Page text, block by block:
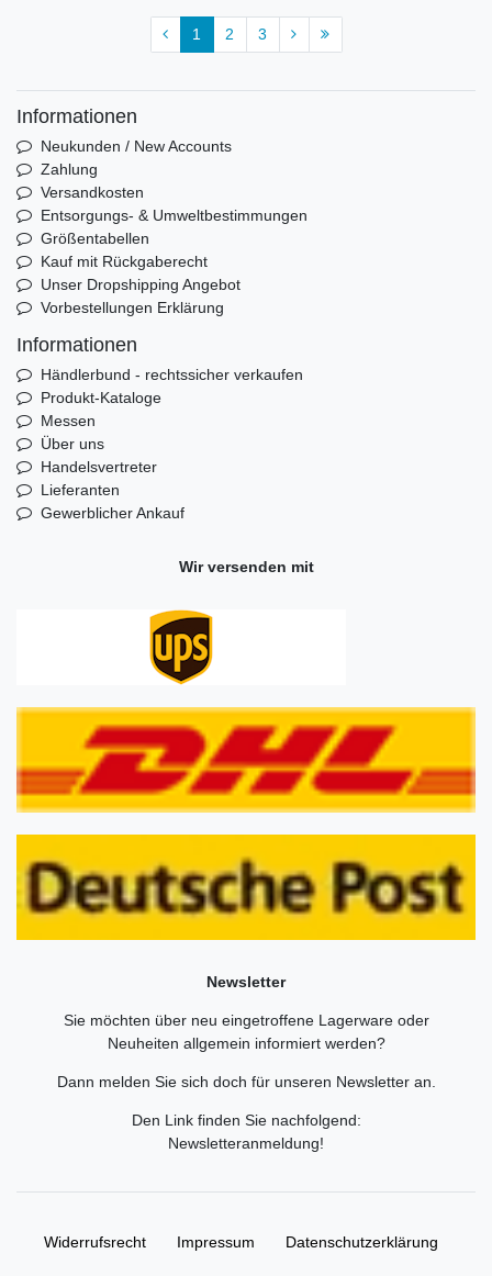
1 2 3
Informationen
Neukunden / New Accounts
Zahlung
Versandkosten
Entsorgungs- & Umweltbestimmungen
Größentabellen
Kauf mit Rückgaberecht
Unser Dropshipping Angebot
Vorbestellungen Erklärung
Informationen
Händlerbund - rechtssicher verkaufen
Produkt-Kataloge
Messen
Über uns
Handelsvertreter
Lieferanten
Gewerblicher Ankauf
Wir versenden mit
Newsletter
Sie möchten über neu eingetroffene Lagerware oder
Neuheiten allgemein informiert werden?
Dann melden Sie sich doch für unseren Newsletter an.
Den Link finden Sie nachfolgend:
Newsletteranmeldung!
Widerrufs­recht Impressum Daten­schutz­erklärung